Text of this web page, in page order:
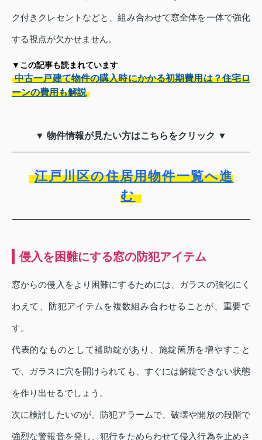
ク付きクレセントなどと、組み合わせて窓全体を一体で強化
する視点が欠かせません。
▼この記事も読まれています
中古一戸建て物件の購入時にかかる初期費用は？住宅ロ
ーンの費用も解説
▼ 物件情報が見たい方はこちらをクリック ▼
江戸川区の住居用物件一覧へ進
む
侵入を困難にする窓の防犯アイテム
窓からの侵入をより困難にするためには、ガラスの強化にく
わえて、防犯アイテムを複数組み合わせることが、重要で
す。
代表的なものとして補助錠があり、施錠箇所を増やすこと
で、ガラスに穴を開けられても、すぐには解錠できない状態
を作り出せるでしょう。
次に検討したいのが、防犯アラームで、破壊や開放の段階で
強烈な警報音を発し、犯行をためらわせて侵入行為を止めさ